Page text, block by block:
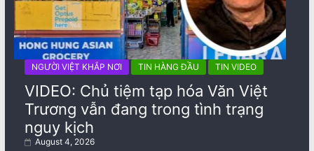
NGƯỜI VIỆT KHẮP NƠI TIN HÀNG ĐẦU TIN VIDEO
VIDEO: Chủ tiệm tạp hóa Văn Việt
Trương vẫn đang trong tình trạng
nguy kịch
August 4, 2026